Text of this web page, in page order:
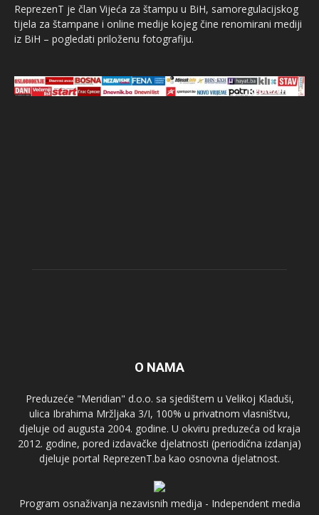
ReprezenT je član Vijeća za štampu u BiH, samoregulacijskog
tijela za štampane i online medije kojeg čine renomirani mediji
iz BiH – pogledati priloženu fotografiju.
O NAMA
Preduzeće "Meridian" d.o.o. sa sjedištem u Velikoj Kladuši,
ulica Ibrahima Mržljaka 3/I, 100% u privatnom vlasništvu,
djeluje od augusta 2004. godine. U okviru preduzeća od kraja
2012. godine, pored izdavačke djelatnosti (periodična izdanja)
djeluje portal ReprezenT.ba kao osnovna djelatnost.
Program osnaživanja nezavisnih medija - Independent media